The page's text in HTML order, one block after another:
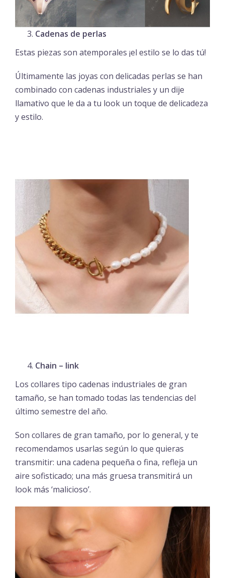
Cadenas de perlas
Estas piezas son atemporales ¡el estilo se lo das tú!
Últimamente las joyas con delicadas perlas se han
combinado con cadenas industriales y un dije
llamativo que le da a tu look un toque de delicadeza
y estilo.
Chain – link
Los collares tipo cadenas industriales de gran
tamaño, se han tomado todas las tendencias del
último semestre del año.
Son collares de gran tamaño, por lo general, y te
recomendamos usarlas según lo que quieras
transmitir: una cadena pequeña o fina, refleja un
aire sofisticado; una más gruesa transmitirá un
look más ‘malicioso’.